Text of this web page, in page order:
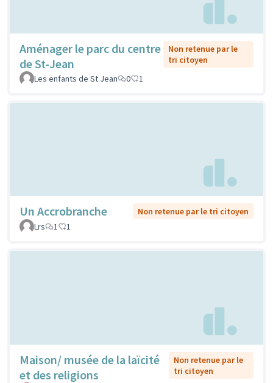
Aménager le parc du centre
de St-Jean
Non retenue par le
tri citoyen
Les enfants de St Jean
0 1
Un Accrobranche
Non retenue par le tri citoyen
Lrs
1 1
Maison/ musée de la laïcité
et des religions
Non retenue par le
tri citoyen